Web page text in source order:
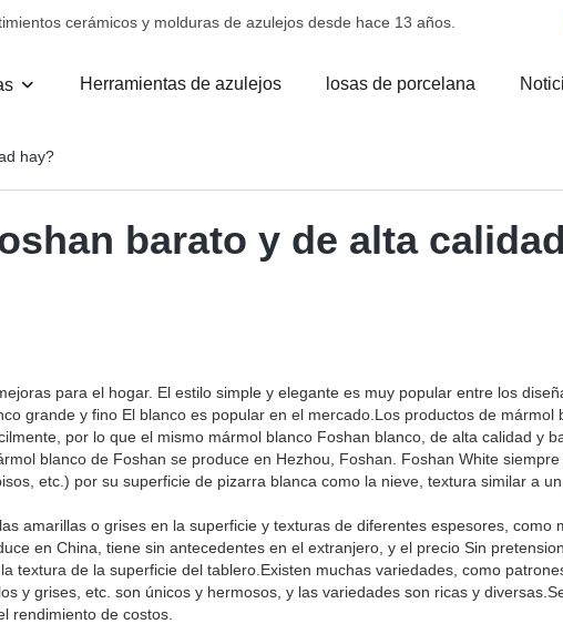
cerámicos y molduras de azulejos desde hace 13 años.
Herramientas de azulejos losas de porcelana
hay?
barato y de alta
para el hogar. El estilo simple y elegante es muy popular entre los
grande y fino El blanco es popular en el mercado.Los productos de
por lo que el mismo mármol blanco Foshan blanco, de alta calidad y
blanco de Foshan se produce en Hezhou, Foshan. Foshan White
etc.) por su superficie de pizarra blanca como la nieve, textura similar a
amarillas o grises en la superficie y texturas de diferentes espesores,
en China, tiene sin antecedentes en el extranjero, y el precio Sin
de la superficie del tablero.Existen muchas variedades, como
y grises, etc. son únicos y hermosos, y las variedades son ricas y
rendimiento de costos.